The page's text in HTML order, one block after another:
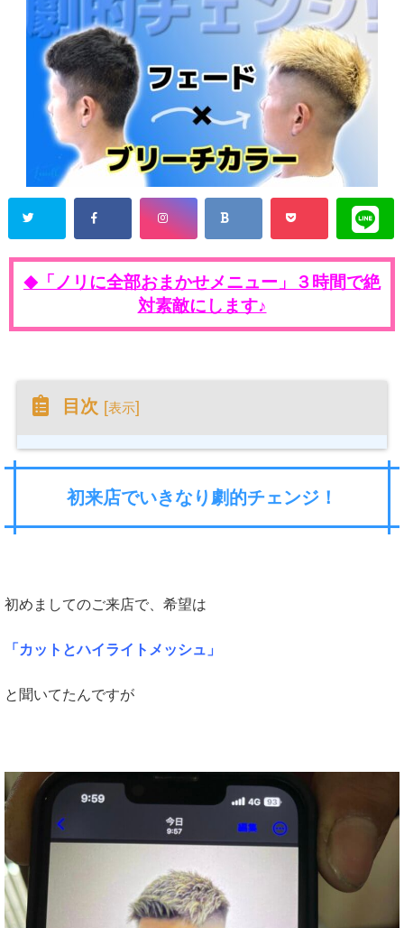
◆
「ノリに全部おまかせメニュー」３時間で絶
対素敵にします♪
目次 [表示]
初来店でいきなり劇的チェンジ！
初めましてのご来店で、希望は
「カットとハイライトメッシュ」
と聞いてたんですが